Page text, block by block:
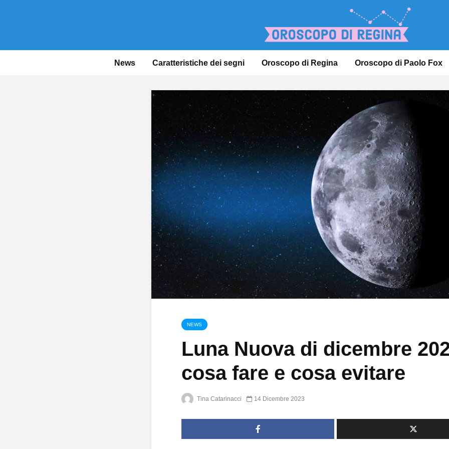
News Caratteristiche dei segni Oroscopo di Regina Oroscopo di Paolo Fox
NEWS
Luna Nuova di dicembre
cosa fare e cosa evitare
Tina Catarinacci 14 Dicembre 2023